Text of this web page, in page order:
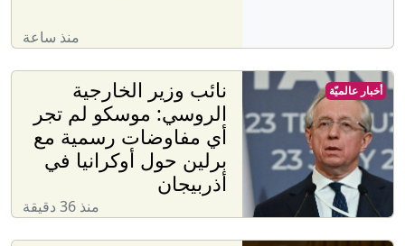
منذ ساعة
نائب وزير الخارجية
الروسي: موسكو لم تجر
أي مفاوضات رسمية مع
برلين حول أوكرانيا في
أذربيجان
منذ 36 دقيقة
أخبار عالميّة